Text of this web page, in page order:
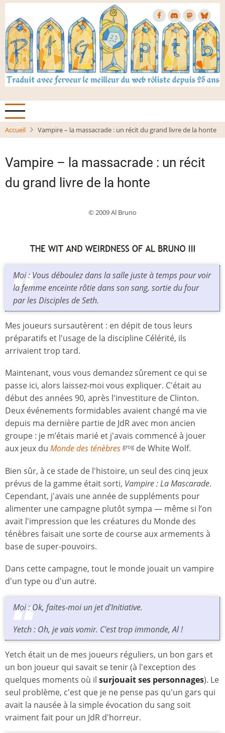
Aller
contenu
principal
Accueil Vampire – la massacrade : un récit du grand livre de la honte
Vampire – la massacrade : un récit
du grand livre de la honte
© 2009 Al Bruno
Moi : Vous déboulez dans la salle juste à temps pour voir
la femme enceinte rôtie dans son sang, sortie du four
par les Disciples de Seth.
Mes joueurs sursautèrent : en dépit de tous leurs
préparatifs et l'usage de la discipline Célérité, ils
arrivaient trop tard.
Maintenant, vous vous demandez sûrement ce qui se
passe ici, alors laissez-moi vous expliquer. C'était au
début des années 90, après l'investiture de Clinton.
Deux événements formidables avaient changé ma vie
depuis ma dernière partie de JdR avec mon ancien
groupe : je m’étais marié et j'avais commencé à jouer
aux jeux du Monde des ténèbres grog de White Wolf.
Bien sûr, à ce stade de l'histoire, un seul des cinq jeux
prévus de la gamme était sorti, Vampire : La Mascarade.
Cependant, j'avais une année de suppléments pour
alimenter une campagne plutôt sympa — même si l’on
avait l'impression que les créatures du Monde des
ténèbres faisait une sorte de course aux armements à
base de super-pouvoirs.
Dans cette campagne, tout le monde jouait un vampire
d'un type ou d'un autre.
Moi : Ok, faites-moi un jet d'Initiative.
Yetch : Oh, je vais vomir. C'est trop immonde, Al !
Yetch était un de mes joueurs réguliers, un bon gars et
un bon joueur qui savait se tenir (à l'exception des
quelques moments où il surjouait ses personnages). Le
seul problème, c'est que je ne pense pas qu'un gars qui
avait la nausée à la simple évocation du sang soit
vraiment fait pour un JdR d'horreur.